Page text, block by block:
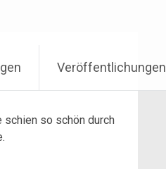
Veröffentlichungen
schien so schön durch